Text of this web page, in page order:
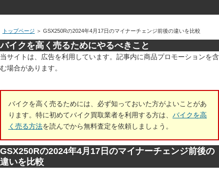
トップページ ＞ GSX250Rの2024年4月17日のマイナーチェンジ前後の違いを比較
バイクを高く売るためにやるべきこと
当サイトは、広告を利用しています。記事内に商品プロモーションを含
む場合があります。
バイクを高く売るためには、必ず知っておいた方がよいことがあ
ります。特に初めてバイク買取業者を利用する方は、 バイクを高
く売る方法を読んでから無料査定を依頼しましょう。
GSX250Rの2024年4月17日のマイナーチェンジ前後の
違いを比較